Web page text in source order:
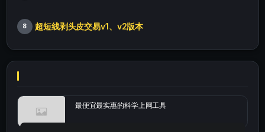
8 超短线剥头皮交易v1、v2版本
最便宜最实惠的科学上网工具